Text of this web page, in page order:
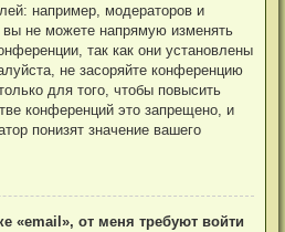
например, модераторов и
не можете напрямую изменять
так как они установлены
не засоряйте конференцию
для того, чтобы повысить
конференций это запрещено, и
понизят значение вашего
«email», от меня требуют войти